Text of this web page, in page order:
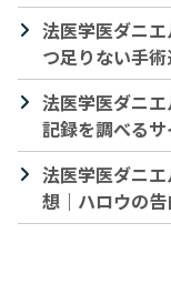
法医学医ダニ
つ足りない手
法医学医ダニ
記録を調べる
法医学医ダニ
想｜ハロウの